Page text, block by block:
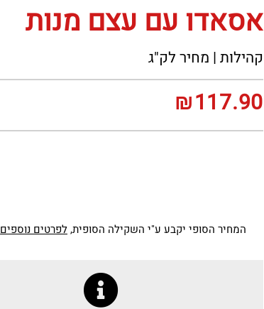
אסאדו עם עצם מנות
קהילות | מחיר לק"ג
₪117.90
המחיר הסופי יקבע ע"י השקילה הסופית,לפרטים נוספים